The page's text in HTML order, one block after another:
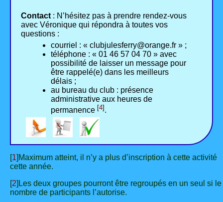
Contact : N’hésitez pas à prendre rendez-vous
avec Véronique qui répondra à toutes vos
questions :
courriel : « clubjulesferry@orange.fr » ;
téléphone : « 01 46 57 04 70 » avec
possibilité de laisser un message pour
être rappelé(e) dans les meilleurs
délais ;
au bureau du club : présence
administrative aux heures de
permanence [4].
[1]Maximum atteint, il n’y a plus d’inscription à cette activité
cette année.
[2]Les deux groupes pourront être regroupés en un seul si le
nombre de participants l’autorise.